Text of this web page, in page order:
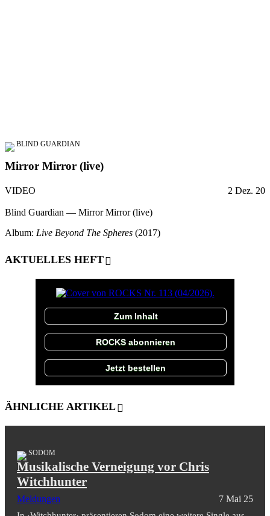
BLIND GUARDIAN
Mirror Mirror (live)
VIDEO 2 Dez. 20
Blind Guardian — Mirror Mirror (live)
Album: Live Beyond The Spheres (2017)
AKTUELLES HEFT
Zum Inhalt
ROCKS abonnieren
Jetzt bestellen
ÄHNLICHE ARTIKEL
SODOM
Musikalische Verneigung vor Chris
Witchhunter
Meldungen 7 Mai 25